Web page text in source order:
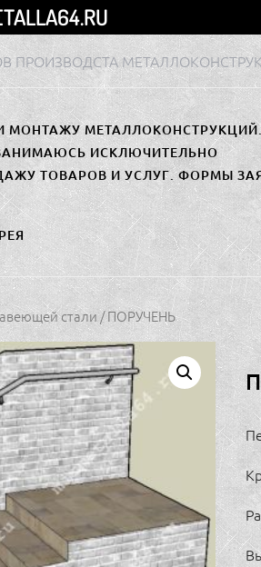
ПРОИЗВОДСТА
МОНТАЖУ
ИСКЛЮЧИТЕЛЬНО
ТОВАРОВ И УСЛУГ. ФОРМЫ
стали/ ПОРУЧЕНЬ